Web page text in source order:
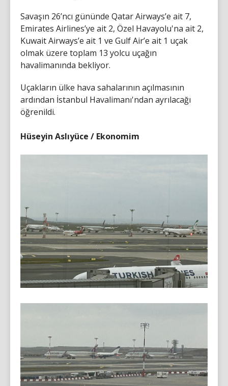
Savaşın 26’ncı gününde Qatar Airways’e ait 7,
Emirates Airlines’ye ait 2, Özel Havayolu'na ait 2,
Kuwait Airways’e ait 1 ve Gulf Air’e ait 1 uçak
olmak üzere toplam 13 yolcu uçağın
havalimanında bekliyor.
Uçakların ülke hava sahalarının açılmasının
ardından İstanbul Havalimanı'ndan ayrılacağı
öğrenildi.
Hüseyin Aslıyüce / Ekonomim